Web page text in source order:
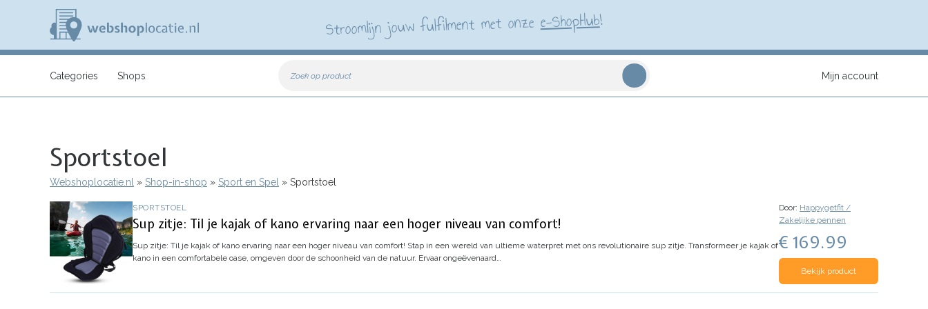
inhoud
e
s
o
a
i
e
.
n
l
Stroomlijn jouw fulfilment met onzee-ShopHub!
Zoek op product
Categories Shops Mijn account
Sportstoel
Kruimelpad
Webshoplocatie.nl Shop-in-shop Sport en Spel Sportstoel
SPORTSTOEL
Sup zitje: Til je kajak of kano ervaring naar een hoger niveau van comfort!
Sup zitje: Til je kajak of kano ervaring naar een hoger niveau van comfort! Stap in een wereld van ultieme waterpret met ons revolutionaire sup zitje. Transformeer je kajak of
kano in een comfortabele oase, omgeven door de schoonheid van de natuur. Ervaar ongeëvenaard…
Door: Happygetfit /
Zakelijke pennen
€ 169.99
Bekijk product